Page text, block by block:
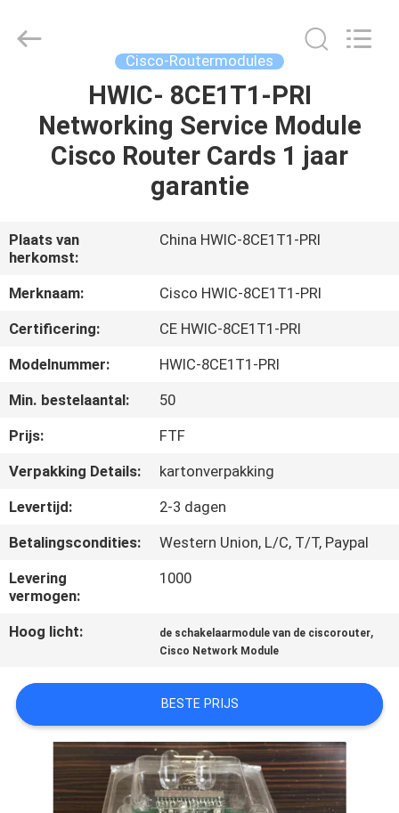
PRODUCTEN
OVER
ONS
FABRIEKSTOCHT
KWALITEITSCONTROLE
NEEM
CONTACT
ONS
OP
NIEUWS
GEVALLEN
SITEMAP
Ltd..
Cisco-Routermodules
HWIC- 8CE1T1-PRI
Networking Service Module
Cisco Router Cards 1 jaar
garantie
Plaats van
herkomst:
China HWIC-8CE1T1-PRI
Merknaam:
Cisco HWIC-8CE1T1-PRI
Certificering:
CE HWIC-8CE1T1-PRI
Modelnummer:
HWIC-8CE1T1-PRI
Min. bestelaantal:
50
Prijs:
FTF
Verpakking Details:
kartonverpakking
Levertijd:
2-3 dagen
Betalingscondities:
Western Union, L/C, T/T, Paypal
Levering
vermogen:
1000
Hoog licht: de schakelaarmodule van de ciscorouter,
Cisco Network Module
BESTE PRIJS